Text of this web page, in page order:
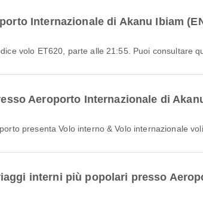
Internazionale di Akanu Ibiam
volo ET620, parte alle 21:55. Puoi
Aeroporto Internazionale di
presenta Volo interno & Volo internazionale voli.
interni più popolari presso